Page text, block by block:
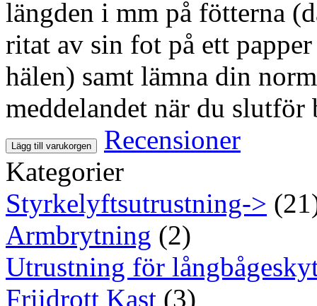
längden i mm på fötterna
ritat av sin fot på ett
hälen) samt lämna din
meddelandet när du slutför
Lägg till varukorgen
Recensioner
Kategorier
Styrkelyftsutrustning->
Armbrytning (2)
Utrustning för
Friidrott Kast (3)